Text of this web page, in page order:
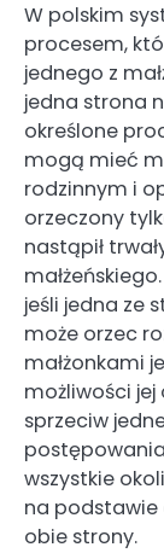
W polskim
procesem,
jednego z
jedna strona
określone
mogą mieć
rodzinnym i
orzeczony
nastąpił
jeśli jedna ze
może orzec
małżonkami
możliwości jej
sprzeciw
wszystkie
na podstawie
obie strony.